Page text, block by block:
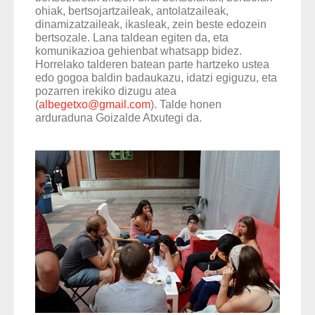
ohiak, bertsojartzaileak, antolatzaileak,
dinamizatzaileak, ikasleak, zein beste edozein
bertsozale. Lana taldean egiten da, eta
komunikazioa gehienbat whatsapp bidez.
Horrelako talderen batean parte hartzeko ustea
edo gogoa baldin badaukazu, idatzi egiguzu, eta
pozarren irekiko dizugu atea
(albegetxo@gmail.com). Talde honen
arduraduna Goizalde Atxutegi da.